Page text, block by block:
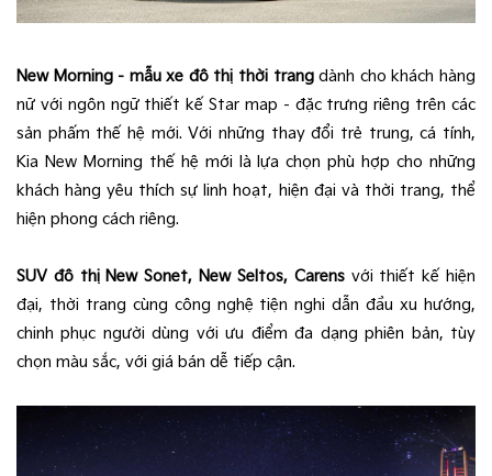
New Morning - mẫu xe đô thị thời trangdành cho khách hàng
nữ với ngôn ngữ thiết kế Star map - đặc trưng riêng trên các
sản phấm thế hệ mới. Với những thay đổi trẻ trung, cá tính,
Kia New Morning thế hệ mới là lựa chọn phù hợp cho những
khách hàng yêu thích sự linh hoạt, hiện đại và thời trang, thể
hiện phong cách riêng.
SUV đô thị New Sonet, New Seltos, Carens với thiết kế hiện
đại, thời trang cùng công nghệ tiện nghi dẫn đầu xu hướng,
chinh phục người dùng với ưu điểm đa dạng phiên bản, tùy
chọn màu sắc, với giá bán dễ tiếp cận.